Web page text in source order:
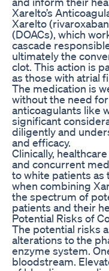
Xarelto’s
Xarelto
(DOACs), which
cascade
ultimately the
clot. This action is
as those with atrial
The medication is
without the need
anticoagulants like
significant
diligently and
and efficacy.
Clinically,
and concurrent
to white patients as
when combining
the spectrum of
patients and their
Potential Risks of
The potential risks
alterations to the
enzyme system.
bloodstream.